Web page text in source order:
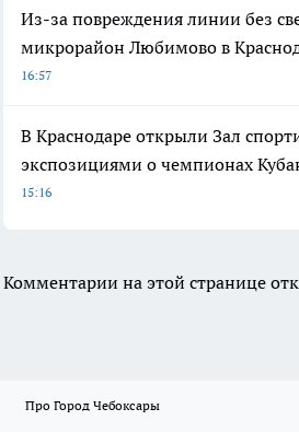
Из-за повреждения линии без
микрорайон Любимово в
16:57
В Краснодаре открыли Зал
экспозициями о чемпионах
15:16
Комментарии на этой странице
Про Город Чебоксары